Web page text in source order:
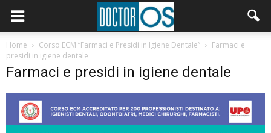
Home Corso ECM “Farmaci e Presidi in Igiene Dentale”
Farmaci e
presidi in igiene dentale
Farmaci e presidi in igiene dentale